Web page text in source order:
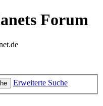
Forum
Erweiterte Suche